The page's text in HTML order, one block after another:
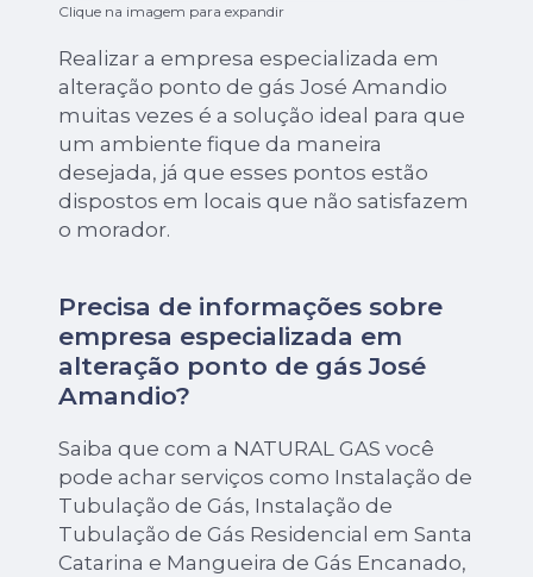
Clique na imagem para expandir
Realizar a empresa especializada em
alteração ponto de gás José Amandio
muitas vezes é a solução ideal para que
um ambiente fique da maneira
desejada, já que esses pontos estão
dispostos em locais que não satisfazem
o morador.
Precisa de informações sobre
empresa especializada em
alteração ponto de gás José
Amandio?
Saiba que com a NATURAL GAS você
pode achar serviços como Instalação de
Tubulação de Gás, Instalação de
Tubulação de Gás Residencial em Santa
Catarina e Mangueira de Gás Encanado,